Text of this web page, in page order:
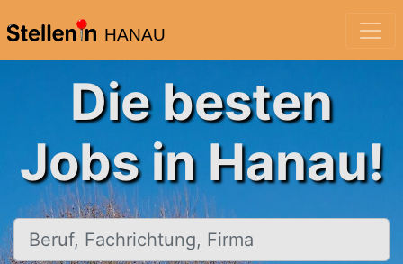
HANAU
Die besten
Jobs in Hanau!
Beruf, Fachrichtung, Firma